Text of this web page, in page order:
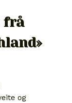
frå
og